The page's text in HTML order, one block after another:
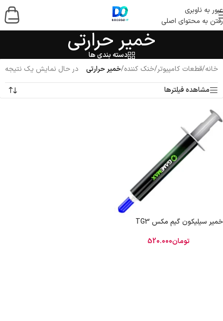
عبور به ناوبری
رفتن به محتوای اصلی
خمیر حرارتی
دسته بندی ها
خانه/قطعات کامپیوتر/خنک کننده/خمیر حرارتی
در حال نمایش یک نتیجه
مشاهده فیلترها
خمیر سیلیکون گیم مکس TG3
تومان520.000